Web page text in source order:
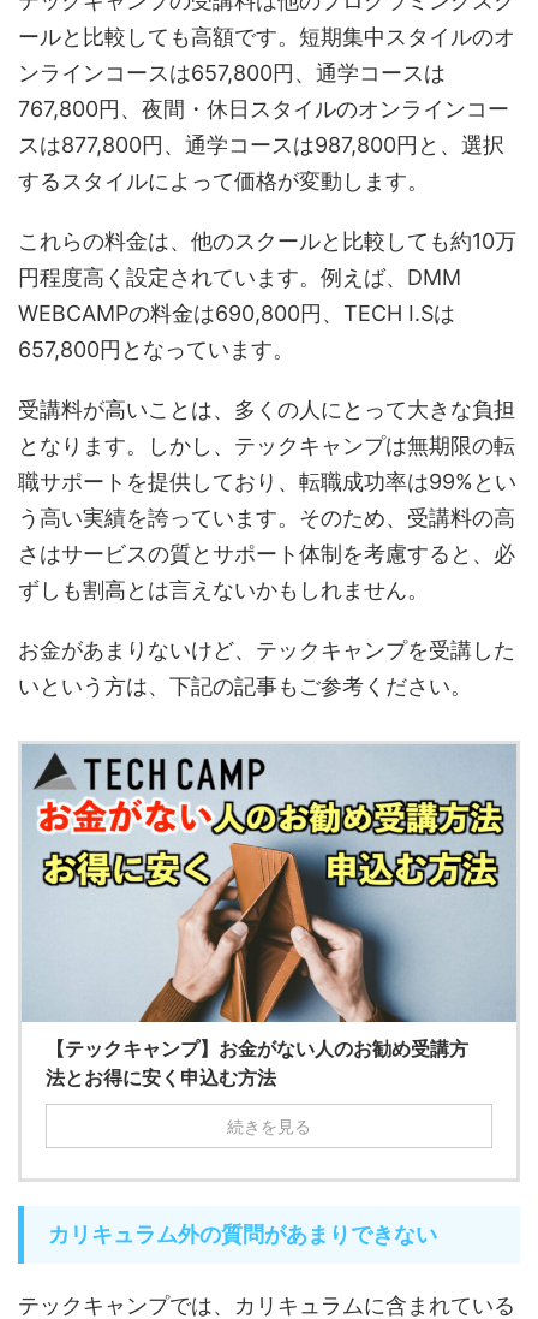
ールと比較しても高額です。短期集中スタイルのオ
ンラインコースは657,800円、通学コースは
767,800円、夜間・休日スタイルのオンラインコー
スは877,800円、通学コースは987,800円と、選択
するスタイルによって価格が変動します。
これらの料金は、他のスクールと比較しても約10万
円程度高く設定されています。例えば、DMM
WEBCAMPの料金は690,800円、TECH I.Sは
657,800円となっています。
受講料が高いことは、多くの人にとって大きな負担
となります。しかし、テックキャンプは無期限の転
職サポートを提供しており、転職成功率は99%とい
う高い実績を誇っています。そのため、受講料の高
さはサービスの質とサポート体制を考慮すると、必
ずしも割高とは言えないかもしれません。
お金があまりないけど、テックキャンプを受講した
いという方は、下記の記事もご参考ください。
【テックキャンプ】お金がない人のお勧め受講方
法とお得に安く申込む方法
続きを見る
カリキュラム外の質問があまりできない
テックキャンプでは、カリキュラムに含まれている